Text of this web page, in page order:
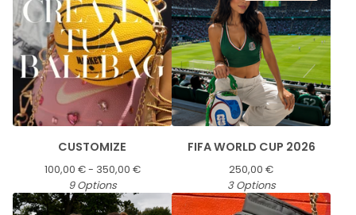
CUSTOMIZE
100,00 €- 350,00 €
9 Options
FIFA WORLD CUP 2026
250,00 €
3 Options